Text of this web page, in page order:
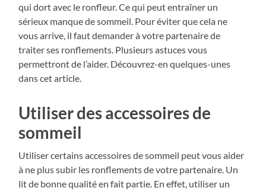
qui dort avec le ronfleur. Ce qui peut entraîner un
sérieux manque de sommeil. Pour éviter que cela ne
vous arrive, il faut demander à votre partenaire de
traiter ses ronflements. Plusieurs astuces vous
permettront de l’aider. Découvrez-en quelques-unes
dans cet article.
Utiliser des accessoires de
sommeil
Utiliser certains accessoires de sommeil peut vous aider
à ne plus subir les ronflements de votre partenaire. Un
lit de bonne qualité en fait partie. En effet, utiliser un